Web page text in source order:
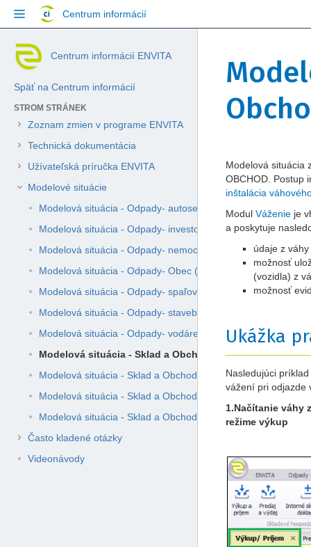
Skip
Přejít
Přejít
Centrum informácií
Centrum informácií ENVITA
Späť na Centrum informácií
STROM STRÁNEK
Zoznam zmien v programe ENVITA
Technická dokumentácia
Užívateľská príručka ENVITA
Modelové situácie
Modelová situácia - Odpady- autoservis (P)
Modelová situácia - Odpady- investor stavby (P)
Modelová situácia - Odpady- nemocnica (P)
Modelová situácia - Odpady- Obec (P,M)
Modelová situácia - Odpady- spaľovňa (D10)
Modelová situácia - Odpady- stavebná spoločnosť (O/S)
Modelová situácia - Odpady- vodárenská spoločnosť - ČOV
Modelová situácia - Sklad a Obchod - váženie
Modelová situácia - Sklad a Obchod - Výkupca a spracovateľ
Modelová situácia - Sklad a Obchod - Výkupca starých
Modelová situácia - Sklad a Obchod - výkupňa druhotných
Často kladené otázky
Videonávody
konec
banneru
začátek
banneru
Přejít
na
konec
Přejít
na
začátek
Modelová situácia
OBCHOD. Postup
inštalácia
Modul Váženie je
a poskytuje
údaje z
možnosť
(vozidla) z
možnosť
Ukážka
Nasledujúci
vážení pri odjazde
1.Načítanie váhy
režime výkup